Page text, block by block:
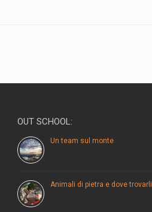
OUT SCHOOL:
Un team sul monte
Animali di pietra e dove trovarli